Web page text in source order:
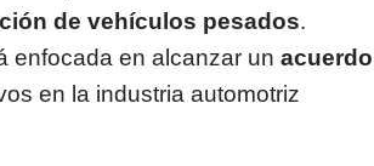
de vehículos pesados.
enfocada en alcanzar unacuerdo
en la industria automotriz